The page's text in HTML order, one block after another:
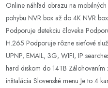
Online náhľad obrazu na
pohybu NVR box až do 4K NVR
Podporuje detekciu človeka
H.265 Podporuje rôzne sieťové
UPNP, EMAIL, 3G, WIFI, IP
hard diskom do 14TB Zálohovaním
inštalácia Slovenské menu Je to 4